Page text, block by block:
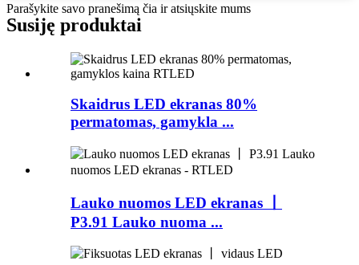
Parašykite savo pranešimą čia ir atsiųskite mums
Susiję produktai
Skaidrus LED ekranas 80%
permatomas, gamykla ...
Lauko nuomos LED ekranas 丨
P3.91 Lauko nuoma ...